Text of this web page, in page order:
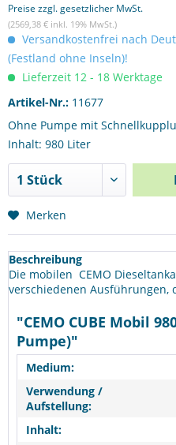
Preise zzgl. gesetzlicher MwSt.
(2569,38 € inkl. 19% MwSt.)
Versandkostenfrei nach
(Festland ohne Inseln)!
Lieferzeit 12 - 18 Werktage
Artikel-Nr.: 11677
Ohne Pumpe mit
Inhalt: 980 Liter
Merken
Beschreibung
Die mobilen CEMO
verschiedenen Ausführungen,
"CEMO CUBE Mobil
Pumpe)"
Medium:
Verwendung /
Aufstellung:
Inhalt: